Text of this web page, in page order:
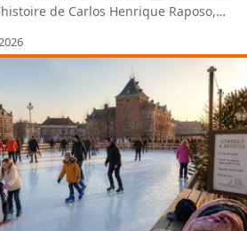
de Carlos Henrique Raposo,…